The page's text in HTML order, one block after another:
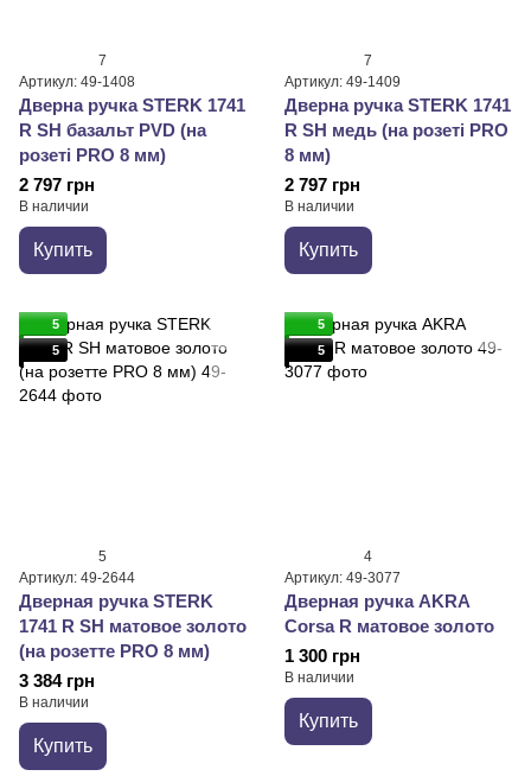
7
Артикул: 49-1408
Дверна ручка STERK 1741
R SH базальт PVD (на
розеті PRO 8 мм)
2 797 грн
В наличии
Купить
7
Артикул: 49-1409
Дверна ручка STERK 1741
R SH медь (на розеті PRO
8 мм)
2 797 грн
В наличии
Купить
5
5
5
Артикул: 49-2644
Дверная ручка STERK
1741 R SH матовое золото
(на розетте PRO 8 мм)
3 384 грн
В наличии
Купить
5
5
4
Артикул: 49-3077
Дверная ручка AKRA
Corsa R матовое золото
1 300 грн
В наличии
Купить